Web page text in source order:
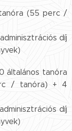
(55 perc /
díj
általános tanóra
/ tanóra) + 4
díj